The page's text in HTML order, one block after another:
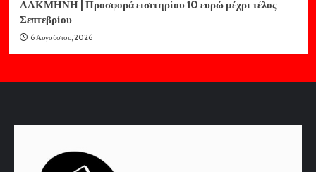
ΑΛΚΜΗΝΗ | Προσφορά εισιτηρίου 10 ευρώ μέχρι τέλος
Σεπτεβρίου
6 Αυγούστου, 2026